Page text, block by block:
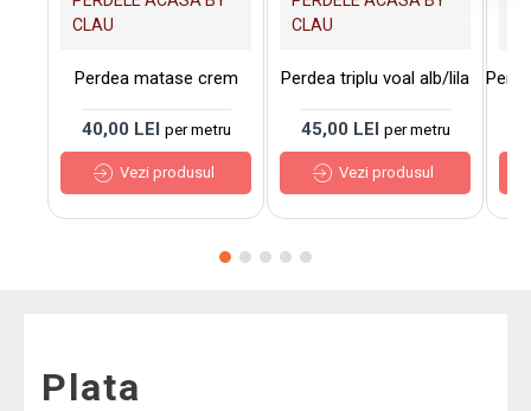
CLAU
Perdea matase crem
40,00 LEI per metru
Vezi produsul
CLAU
Perdea triplu voal alb/lila
45,00 LEI per metru
Vezi produsul
Plata